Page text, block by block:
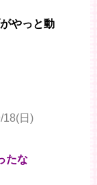
やっと動
18(日)
たな